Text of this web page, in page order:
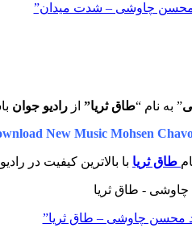
محسن چاوشی – شدت میدان”
” به نام “طاق ثریا” ازرادیو جوان
New Music Mohsen
طاق ثریا با بالاترین کیفیت در
محسن چاوشی – طاق ثریا”